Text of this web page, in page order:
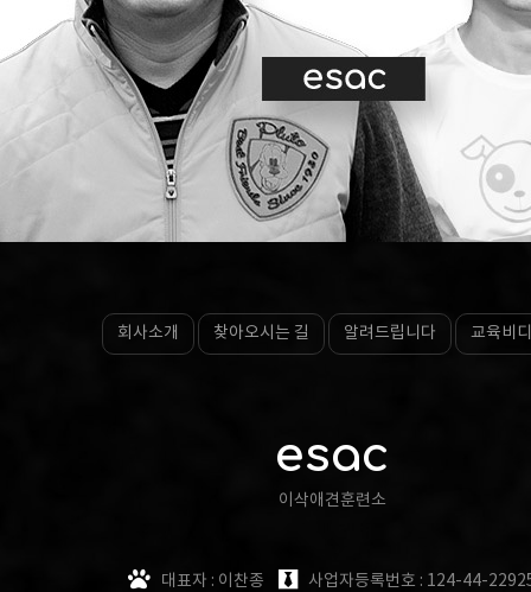
회사소개 찾아오시는 길 알려드립니다 교육비
esac
이삭애견훈련소
대표자 : 이찬종
사업자등록번호 : 124-44-